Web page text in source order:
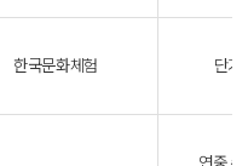
한국문화체험 단기